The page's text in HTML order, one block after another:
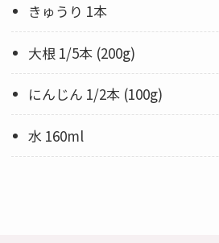
きゅうり 1本
大根 1/5本 (200g)
にんじん 1/2本 (100g)
水 160ml